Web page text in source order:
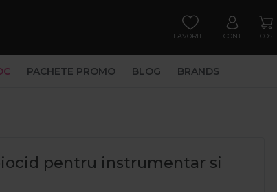
FAVORITE CONT COS
PACHETE PROMO BLOG BRANDS
pentru instrumentar si